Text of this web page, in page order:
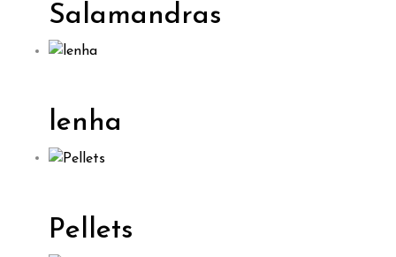
Salamandras
lenha
Pellets